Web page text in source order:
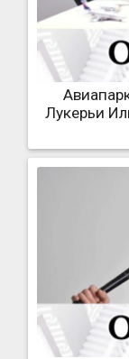
Лукерьи